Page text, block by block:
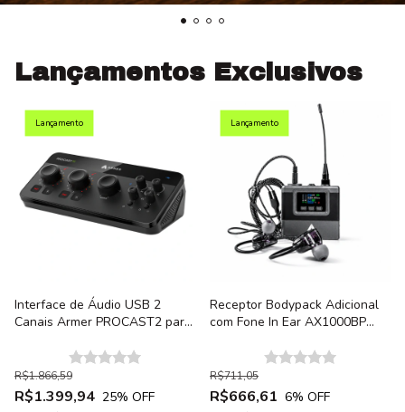
Lançamentos Exclusivos
Lançamento
Interface de Áudio USB 2
Canais Armer PROCAST2 para
Conteúdo
R$1.399,94
R$1.866,59
25% OFF
Lançamento
Receptor Bodypack Adicional
com Fone In Ear AX1000BP
AX1000IEM
R$666,61
R$711,05
6% OFF